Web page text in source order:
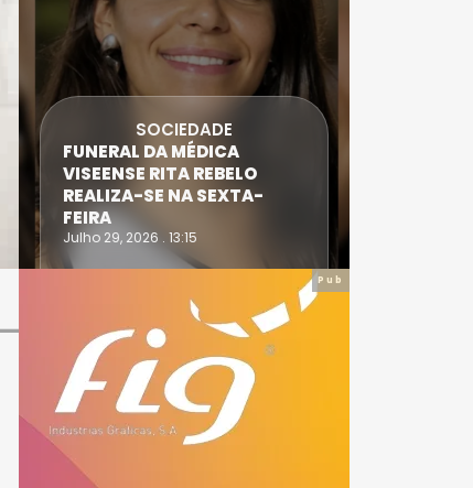
SOCIEDADE
FUNERAL DA MÉDICA
VISEENSE RITA REBELO
REALIZA-SE NA SEXTA-
FEIRA
Julho 29, 2026 . 13:15
Pub